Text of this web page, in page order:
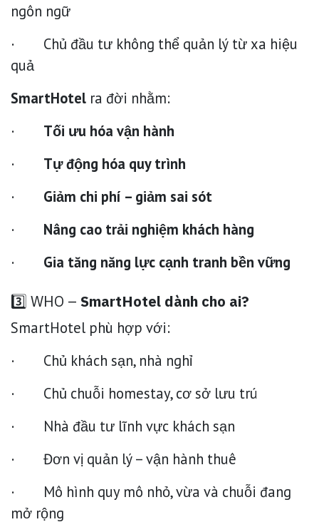
ngôn ngữ
· Chủ đầu tư không thể quản lý từ xa hiệu
quả
SmartHotel ra đời nhằm:
· Tối ưu hóa vận hành
· Tự động hóa quy trình
· Giảm chi phí – giảm sai sót
· Nâng cao trải nghiệm khách hàng
· Gia tăng năng lực cạnh tranh bền vững
3️⃣ WHO – SmartHotel dành cho ai?
SmartHotel phù hợp với:
· Chủ khách sạn, nhà nghỉ
· Chủ chuỗi homestay, cơ sở lưu trú
· Nhà đầu tư lĩnh vực khách sạn
· Đơn vị quản lý – vận hành thuê
· Mô hình quy mô nhỏ, vừa và chuỗi đang
mở rộng